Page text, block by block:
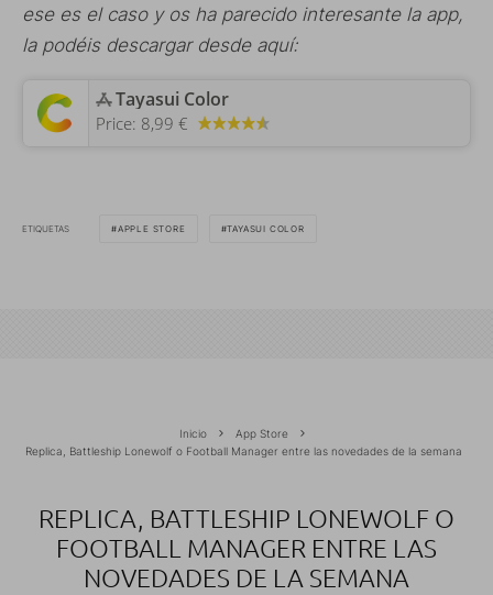
ese es el caso y os ha parecido interesante la app,
la podéis descargar desde aquí:
‎Tayasui Color
Price: 8,99 €
ETIQUETAS APPLE STORE TAYASUI COLOR
Inicio
App Store
Replica, Battleship Lonewolf o Football Manager entre las novedades de la semana
REPLICA, BATTLESHIP LONEWOLF O
FOOTBALL MANAGER ENTRE LAS
NOVEDADES DE LA SEMANA